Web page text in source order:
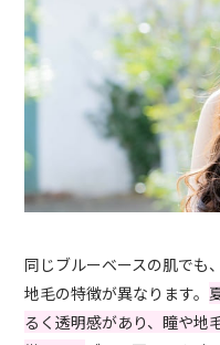
同じブルーベースの肌でも
地毛の特徴が異なります。
るく透明感があり、瞳や地